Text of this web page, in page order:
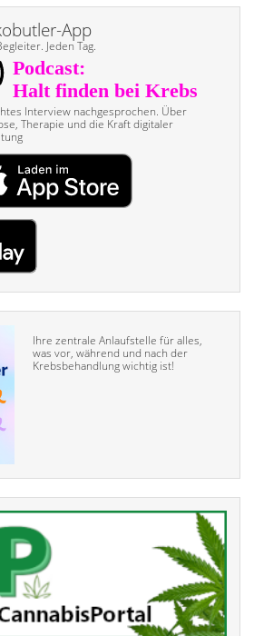
App
Jeden Tag.
Interview nach­gesprochen. Über
Therapie und die Kraft digitaler
Ihre zentrale Anlaufstelle für alles,
was vor, während und nach der
Krebsbehandlung wichtig ist!